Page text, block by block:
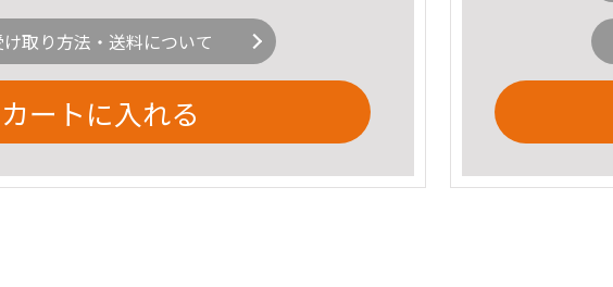
け取り方法・送料について
カートに入れる